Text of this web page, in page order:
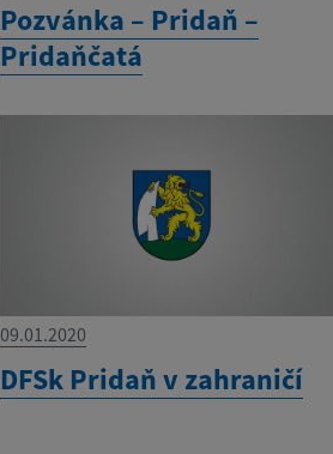
Pozvánka – Pridaň –
Pridaňčatá
09.01.2020
DFSk Pridaň v zahraničí